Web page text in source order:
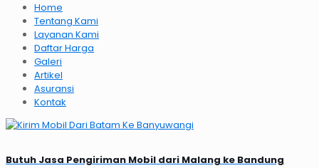
Home
Tentang Kami
Layanan Kami
Daftar Harga
Galeri
Artikel
Asuransi
Kontak
Butuh Jasa Pengiriman Mobil dari Malang ke Bandung